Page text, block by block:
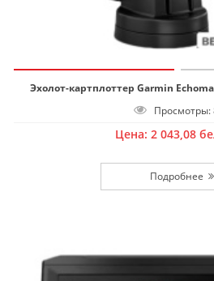
Эхолот-картплоттер Garmin
Просмотры:
Цена: 2 043,08